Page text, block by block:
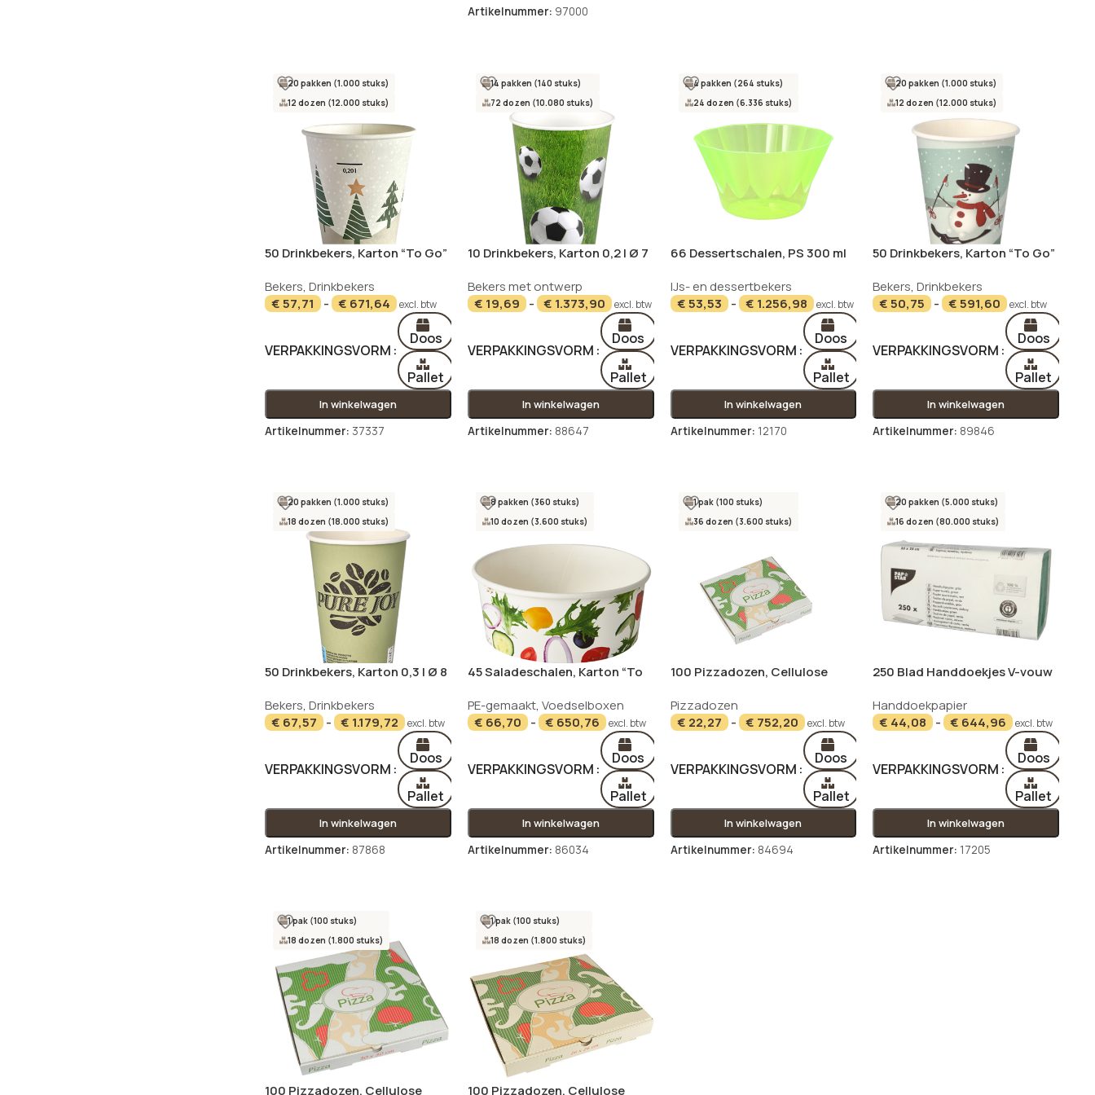
Artikelnummer: 97000
20 pakken (1.000 stuks)
12 dozen (12.000 stuks)
50 Drinkbekers, Karton “To Go”
Forest”
Bekers, Drinkbekers
€57,71 - € 671,64 excl. btw
VERPAKKINGSVORM
Doos
Pallet
In winkelwagen
Artikelnummer: 37337
14 pakken (140 stuks)
72 dozen (10.080 stuks)
10 Drinkbekers, Karton 0,2 l Ø 7
Bekers met ontwerp
€ 19,69 - € 1.373,90 excl. btw
VERPAKKINGSVORM
Doos
Pallet
In winkelwagen
Artikelnummer: 88647
4 pakken (264 stuks)
24 dozen (6.336 stuks)
66 Dessertschalen, PS 300 ml
IJs- en dessertbekers
€53,53 - € 1.256,98 excl. btw
VERPAKKINGSVORM
Doos
Pallet
In winkelwagen
Artikelnummer: 12170
20 pakken (1.000 stuks)
12 dozen (12.000 stuks)
50 Drinkbekers, Karton “To Go”
“Snowtime”
Bekers, Drinkbekers
€50,75 - €591,60 excl. btw
VERPAKKINGSVORM
Doos
Pallet
In winkelwagen
Artikelnummer: 89846
20 pakken (1.000 stuks)
18 dozen (18.000 stuks)
50 Drinkbekers, Karton 0,3 l Ø 8
Bekers, Drinkbekers
€ 67,57 - € 1.179,72 excl. btw
VERPAKKINGSVORM
Doos
Pallet
In winkelwagen
Artikelnummer: 87868
8 pakken (360 stuks)
10 dozen (3.600 stuks)
45 Saladeschalen, Karton “To
“Salad”
PE-gemaakt, Voedselboxen
€ 66,70 - € 650,76 excl. btw
VERPAKKINGSVORM
Doos
Pallet
In winkelwagen
Artikelnummer: 86034
1 pak (100 stuks)
36 dozen (3.600 stuks)
100 Pizzadozen, Cellulose
cm
Pizzadozen
€ 22,27 - € 752,20 excl. btw
VERPAKKINGSVORM
Doos
Pallet
In winkelwagen
Artikelnummer: 84694
20 pakken (5.000 stuks)
16 dozen (80.000 stuks)
250 Blad Handdoekjes V-vouw
laags
Handdoekpapier
€ 44,08 - € 644,96 excl. btw
VERPAKKINGSVORM
Doos
Pallet
In winkelwagen
Artikelnummer: 17205
1 pak (100 stuks)
18 dozen (1.800 stuks)
100 Pizzadozen, Cellulose
1 pak (100 stuks)
18 dozen (1.800 stuks)
100 Pizzadozen, Cellulose